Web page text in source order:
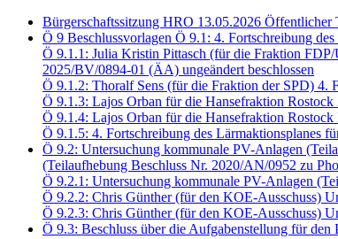
Bürgerschaftssitzung HRO 13.05.2026 Öffentlicher
Ö 9 Beschlussvorlagen Ö 9.1: 4. Fortschreibung
Ö 9.1.1: Julia Kristin Pittasch (für die Fraktion
2025/BV/0894-01 (ÄA) ungeändert beschlossen
Ö 9.1.2: Thoralf Sens (für die Fraktion der SPD) 4.
Ö 9.1.3: Lajos Orban für die Hansefraktion
Ö 9.1.4: Lajos Orban für die Hansefraktion
Ö 9.1.5: 4. Fortschreibung des Lärmaktionsplanes
Ö 9.2: Untersuchung kommunale PV-Anlagen
(Teilaufhebung Beschluss Nr. 2020/AN/0952 zu
Ö 9.2.1: Untersuchung kommunale PV-Anlagen
Ö 9.2.2: Chris Günther (für den KOE-Ausschuss)
Ö 9.2.3: Chris Günther (für den KOE-Ausschuss)
Ö 9.3: Beschluss über die Aufgabenstellung für